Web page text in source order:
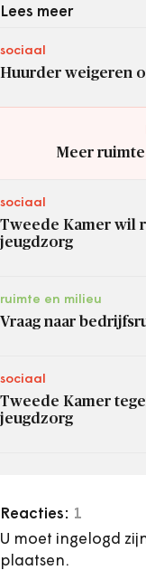
Lees meer
sociaal
Huurder weigeren
Meer
sociaal
Tweede Kamer wil
jeugdzorg
ruimte en milieu
Vraag naar
sociaal
Tweede Kamer
jeugdzorg
Reacties: 1
U moet ingelogd
plaatsen.